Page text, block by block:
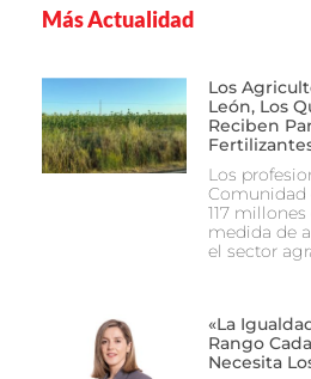
Más Actualidad
Los
León, Los
Reciben
Los
Comunidad
117
medida de
el sector
«La
Rango
Necesita